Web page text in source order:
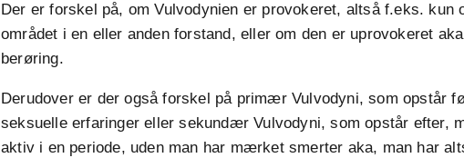
Der er forskel på, om Vulvodynien er provokeret, altså f.eks. kun
området i en eller anden forstand, eller om den er uprovokeret
berøring.
Derudover er der også forskel på primær Vulvodyni, som opstår
seksuelle erfaringer eller sekundær Vulvodyni, som opstår efter,
aktiv i en periode, uden man har mærket smerter aka, man har